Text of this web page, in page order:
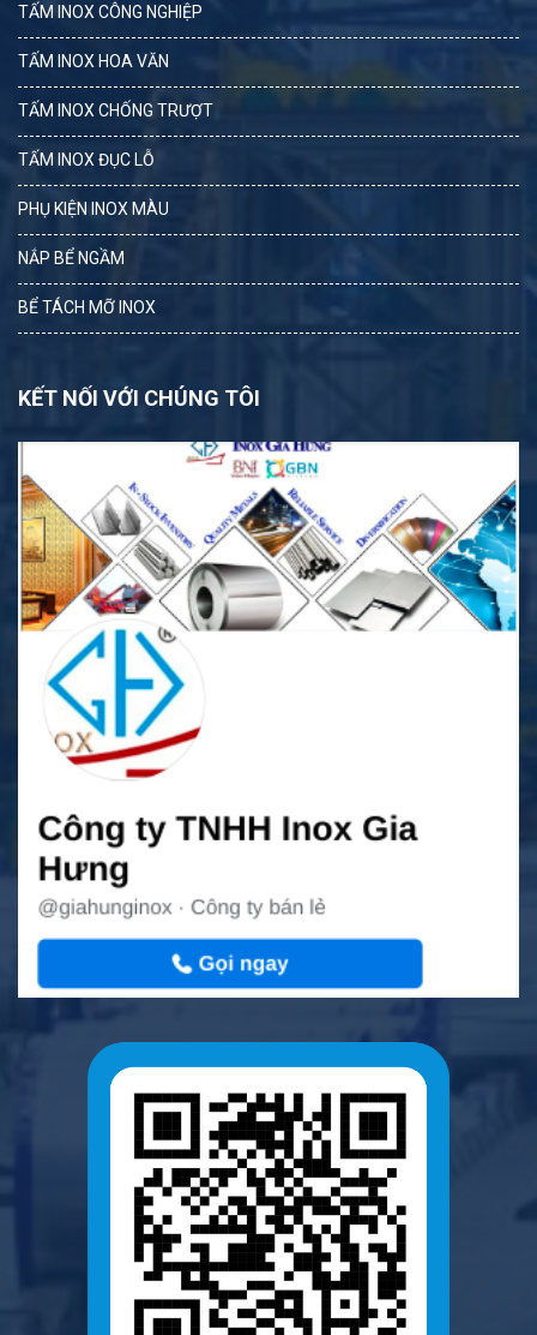
TẤM INOX CÔNG NGHIỆP
TẤM INOX HOA VĂN
TẤM INOX CHỐNG TRƯỢT
TẤM INOX ĐỤC LỖ
PHỤ KIỆN INOX MÀU
NẮP BỂ NGẦM
BỂ TÁCH MỠ INOX
KẾT NỐI VỚI CHÚNG TÔI